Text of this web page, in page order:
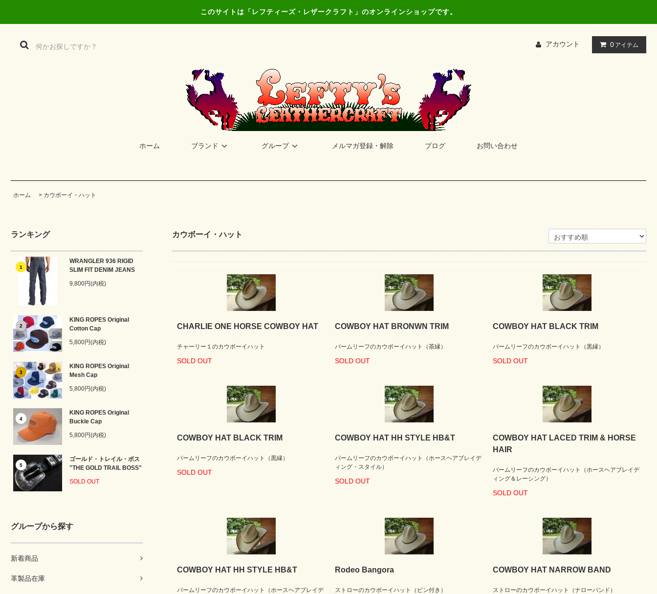
このサイトは「レフティーズ・レザークラフト」のオンラインショップです。
アカウント 0 アイテム
ホーム ブランド グループ メルマガ登録・解除 ブログ お問い合わせ
ホーム > カウボーイ・ハット
ランキング
1
WRANGLER 936 RIGID
SLIM FIT DENIM JEANS
9,800円(内税)
2
KING ROPES Original
Cotton Cap
5,800円(内税)
3
KING ROPES Original
Mesh Cap
5,800円(内税)
4
KING ROPES Original
Buckle Cap
5,800円(内税)
5
ゴールド・トレイル・ボス
"THE GOLD TRAIL BOSS"
SOLD OUT
グループから探す
新着商品
革製品在庫
カウボーイ・ハット
CHARLIE ONE HORSE COWBOY HAT
チャーリー１のカウボーイハット
SOLD OUT
COWBOY HAT BRONWN TRIM
パームリーフのカウボーイハット（茶縁）
SOLD OUT
COWBOY HAT BLACK TRIM
パームリーフのカウボーイハット（黒縁）
SOLD OUT
COWBOY HAT BLACK TRIM
パームリーフのカウボーイハット（黒縁）
SOLD OUT
COWBOY HAT HH STYLE HB&T
パームリーフのカウボーイハット（ホースヘアブレイデ
ィング・スタイル）
SOLD OUT
COWBOY HAT LACED TRIM & HORSE
HAIR
パームリーフのカウボーイハット（ホースヘアブレイデ
ィング＆レーシング）
SOLD OUT
COWBOY HAT HH STYLE HB&T
パームリーフのカウボーイハット（ホースヘアブレイデ
Rodeo Bangora
ストローのカウボーイハット（ピン付き）
COWBOY HAT NARROW BAND
ストローのカウボーイハット（ナローバンド）